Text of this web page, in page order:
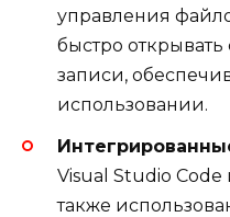
управления
быстро
записи,
использовании.
Visual Studio Code
также